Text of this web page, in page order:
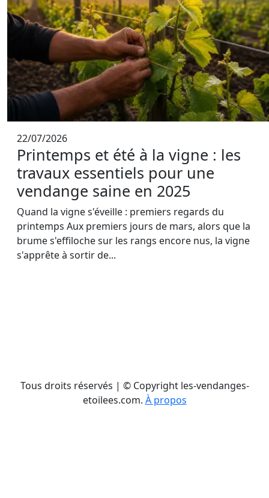
22/07/2026
Printemps et été à la vigne : les
travaux essentiels pour une
vendange saine en 2025
Quand la vigne s'éveille : premiers regards du
printemps Aux premiers jours de mars, alors que la
brume s'effiloche sur les rangs encore nus, la vigne
s'apprête à sortir de...
Tous droits réservés | © Copyright les-vendanges-
etoilees.com. À propos